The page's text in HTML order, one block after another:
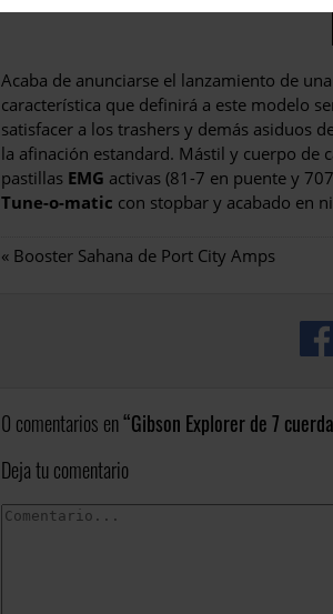
Acaba de anunciarse el lanzamiento de
característica que definirá a este modelo
satisfacer a los trashers y demás asiduos
la afinación estandard. Mástil y cuerpo de
pastillas EMG activas (81-7 en puente y
Tune-o-matic con stopbar y acabado en
« Booster Sahana de Port City Amps
0 comentarios en Gibson Explorer de 7
Deja tu comentario